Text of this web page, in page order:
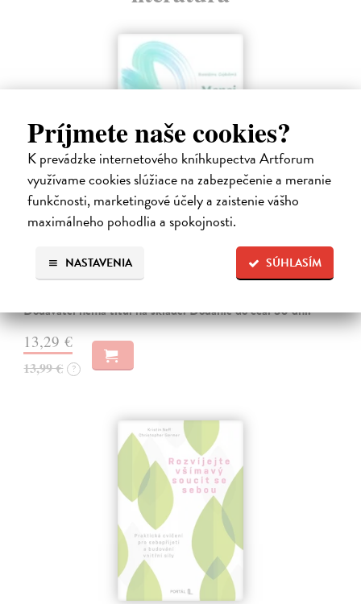
Príjmete naše cookies?
K prevádzke internetového kníhkupectva Artforum
využívame cookies slúžiace na zabezpečenie a meranie
funkčnosti, marketingové účely a zaistenie vášho
maximálneho pohodlia a spokojnosti.
SÚHLASÍM
NASTAVENIA
Menej konať, viac byť
Gajdošová Stanislava| Kniha
Strávila som roky vo väzení, žila som v zajatí výkonu. Vlastnú hodnotu
Dodávateľ nemá titul na sklade. Dodanie do cca. 30 dní.
13,29 €
13,99 € ?